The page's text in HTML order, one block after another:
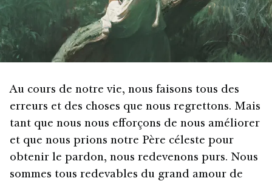
Au cours de notre vie, nous faisons tous des
erreurs et des choses que nous regrettons. Mais
tant que nous nous efforçons de nous améliorer
et que nous prions notre Père céleste pour
obtenir le pardon, nous redevenons purs. Nous
sommes tous redevables du grand amour de